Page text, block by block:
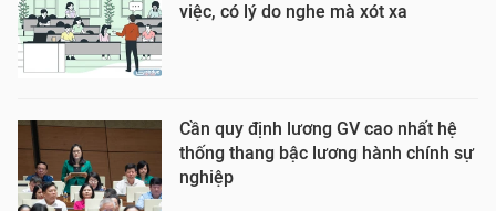
việc, có lý do nghe mà xót xa
Cần quy định lương GV cao nhất hệ
thống thang bậc lương hành chính sự
nghiệp